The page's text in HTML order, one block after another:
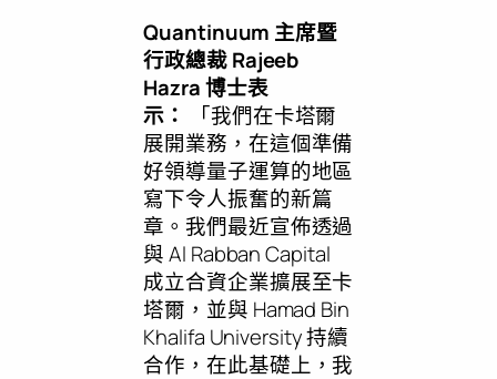
Quantinuum 主席暨
行政總裁Rajeeb
Hazra博士表
示：
「我們在卡塔爾
展開業務，在這個準備
好領導量子運算的地區
寫下令人振奮的新篇
章。我們最近宣佈透過
與 Al Rabban Capital
成立合資企業擴展至卡
塔爾，並與 Hamad Bin
Khalifa University 持續
合作，在此基礎上，我